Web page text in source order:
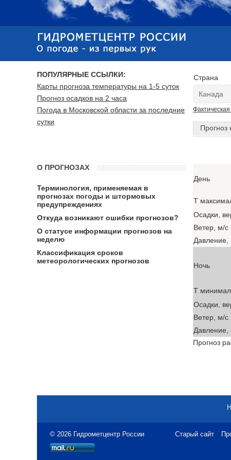
Страна
Прогноз
День
T
Осадки,
Ветер, м/с
Давление,
Ночь
T
Осадки,
Ветер, м/с
Давление,
Прогноз
ПОПУЛЯРНЫЕ ССЫЛКИ:
Карты прогноза температуры на 1-5 суток
Прогноз осадков на 2 часа
Погода в Московской области за последние
сутки
О ПРОГНОЗАХ
Терминология, применяемая в
прогнозах погоды и штормовых
предупреждениях
Откуда возникают ошибки прогнозов?
О статусе информации прогнозов на
неделю
Классификация сроков
метеорологических прогнозов
© 2026 Гидрометцентр России Старый сайт